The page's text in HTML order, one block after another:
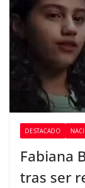
DESTACADO
Fabiana
tras ser